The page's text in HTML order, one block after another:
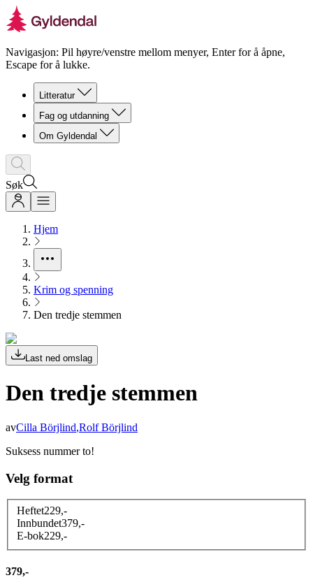
Navigasjon: Pil høyre/venstre mellom menyer, Enter for å åpne,
Escape for å lukke.
Litteratur
Fag og utdanning
Om Gyldendal
Søk
Hjem
Krim og spenning
Den tredje stemmen
Last ned omslag
Den tredje stemmen
avCilla Börjlind,Rolf Börjlind
Suksess nummer to!
Velg format
Heftet229,-
Innbundet379,-
E-bok229,-
379,-